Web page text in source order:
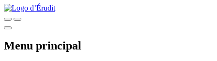
Menu principal